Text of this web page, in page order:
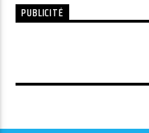
PUBLICITÉ